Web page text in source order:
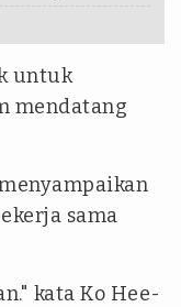
untuk
mendatang
sama
kata Ko Hee-